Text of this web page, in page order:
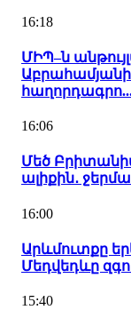
16:18
ՄԻՊ–ն
Աբրահամյանի
16:06
Մեծ
ալիքին․
16:00
Արևմուտքը
Մեդվեդևը
15:40